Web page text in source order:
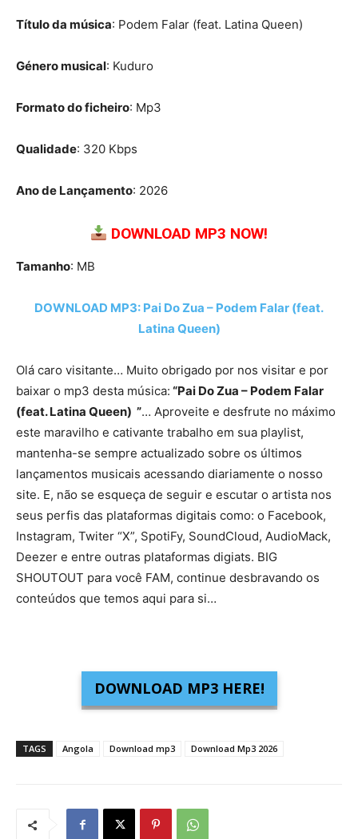
Título da música: Podem Falar (feat. Latina Queen)
Género musical: Kuduro
Formato do ficheiro: Mp3
Qualidade: 320 Kbps
Ano de Lançamento: 2026
DOWNLOAD MP3 NOW!
Tamanho: MB
DOWNLOAD MP3: Pai Do Zua – Podem Falar (feat.
Latina Queen)
Olá caro visitante… Muito obrigado por nos visitar e por
baixar o mp3 desta música: “Pai Do Zua – Podem Falar
(feat. Latina Queen) ”… Aproveite e desfrute no máximo
este maravilho e cativante trabalho em sua playlist,
mantenha-se sempre actualizado sobre os últimos
lançamentos musicais acessando diariamente o nosso
site. E, não se esqueça de seguir e escutar o artista nos
seus perfis das plataformas digitais como: o Facebook,
Instagram, Twiter “X”, SpotiFy, SoundCloud, AudioMack,
Deezer e entre outras plataformas digiats. BIG
SHOUTOUT para você FAM, continue desbravando os
conteúdos que temos aqui para si…
DOWNLOAD MP3 HERE!
TAGS Angola Download mp3 Download Mp3 2026